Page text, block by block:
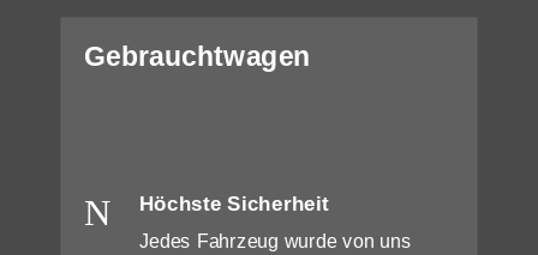
Gebrauchtwagen
N Höchste Sicherheit
Jedes Fahrzeug wurde von uns